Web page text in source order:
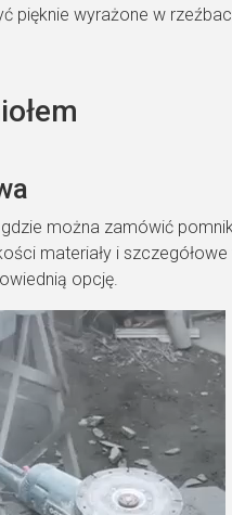
pięknie wyrażone w
można zamówić
materiały i
opcję.